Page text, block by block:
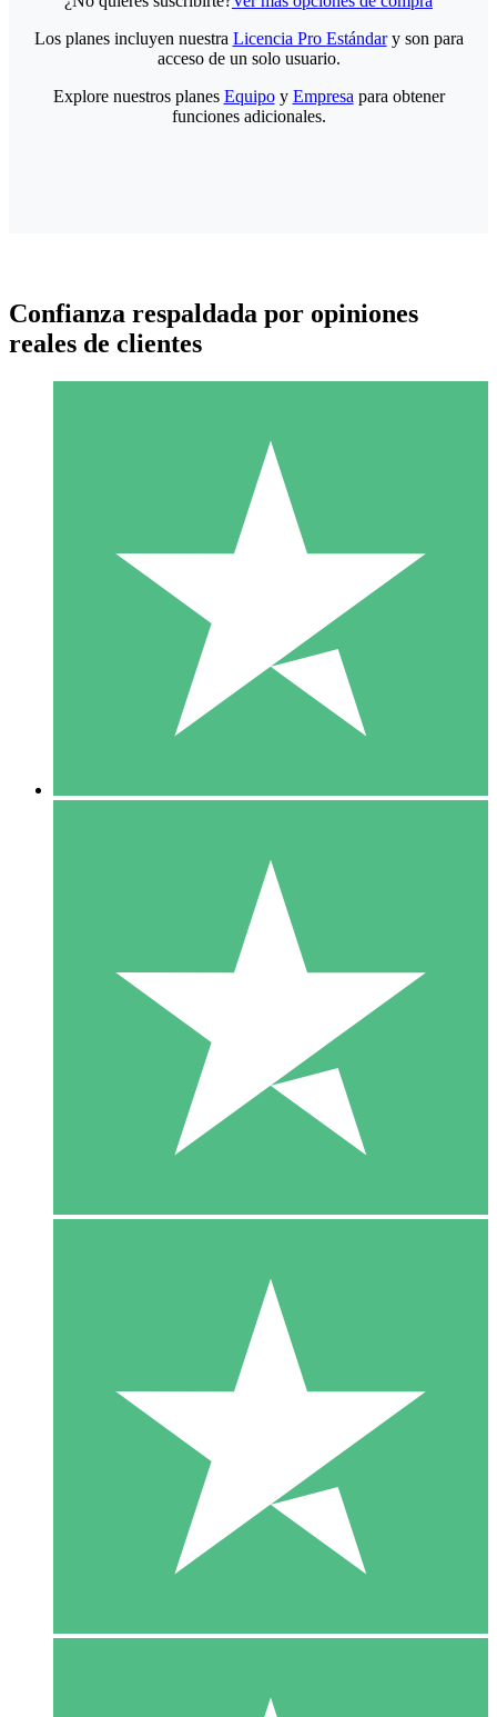
Paquetes de Créditos Individuales
Paga según el uso con créditos de descarga. Sin compromiso
10 00
10 Descargas
20 00
Los planes incluyen nuestra Licencia Pro Estándary son para
acceso de un solo usuario.
Explore nuestros planes Equipoy Empresa para obtener
funciones adicionales.
Confianza respaldada por opiniones
reales de clientes